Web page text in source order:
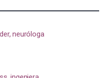
neuróloga